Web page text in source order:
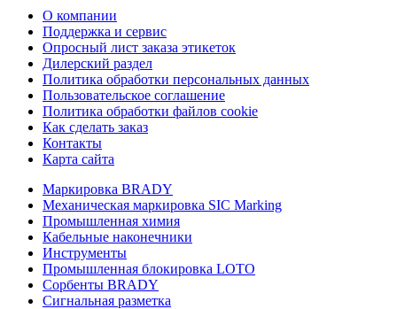
О компании
Поддержка и сервис
Опросный лист заказа этикеток
Дилерский раздел
Политика обработки персональных данных
Пользовательское соглашение
Политика обработки файлов cookie
Как сделать заказ
Контакты
Карта сайта
Маркировка BRADY
Механическая маркировка SIC Marking
Промышленная химия
Кабельные наконечники
Инструменты
Промышленная блокировка LOTO
Сорбенты BRADY
Сигнальная разметка